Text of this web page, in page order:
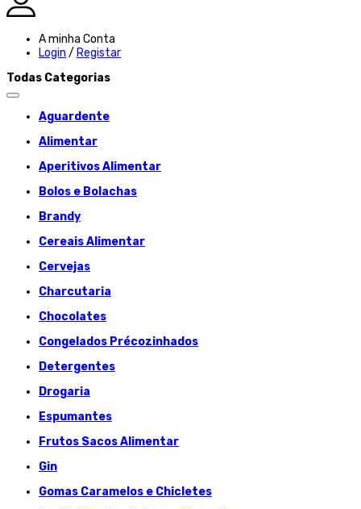
A minha Conta
Login / Registar
Todas Categorias
Aguardente
Alimentar
Aperitivos Alimentar
Bolos e Bolachas
Brandy
Cereais Alimentar
Cervejas
Charcutaria
Chocolates
Congelados Précozinhados
Detergentes
Drogaria
Espumantes
Frutos Sacos Alimentar
Gin
Gomas Caramelos e Chicletes